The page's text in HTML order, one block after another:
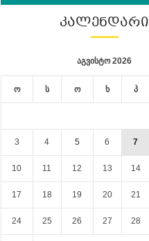
ᲙᲐᲚᲔᲜᲓᲐᲠᲘ
აგვისტო 2026
ო ს ო ხ პ
3 4 5 6 7
10 11 12 13 14
17 18 19 20 21
24 25 26 27 28